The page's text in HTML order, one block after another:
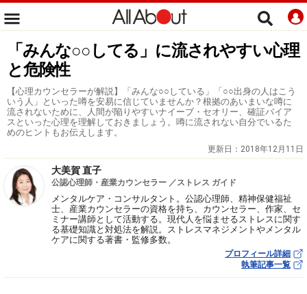
「みんな○○してる」に流されやすい心理
と危険性
【心理カウンセラーが解説】「みんな○○している」「○○出身の人はこう
いう人」といった噂を安易に信じていませんか？根拠のあいまいな噂に
流されないために、人間が陥りやすいナイーブ・セオリー、確証バイア
スといった心理を理解しておきましょう。噂に流されない自分でいるた
めのヒントもお伝えします。
更新日： 2018年12月11日
大美賀 直子
公認心理師・産業カウンセラー ／ストレス ガイド
メンタルケア・コンサルタント。公認心理師、精神保健福祉
士、産業カウンセラーの資格を持ち、カウンセラー、作家、セ
ミナー講師として活動する。現代人を悩ませるストレスに関す
る基礎知識と対処法を解説。ストレスマネジメントやメンタル
ケアに関する著書・監修多数。
プロフィール詳細
執筆記事一覧